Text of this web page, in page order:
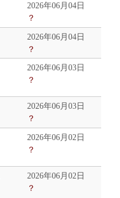
2026年06月04日
？
2026年06月04日
？
2026年06月03日
？
2026年06月03日
？
2026年06月02日
？
2026年06月02日
？